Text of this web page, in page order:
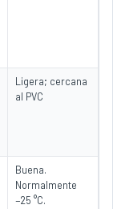
Ligera; cercana
al PVC
Buena.
Normalmente
−25 °C.